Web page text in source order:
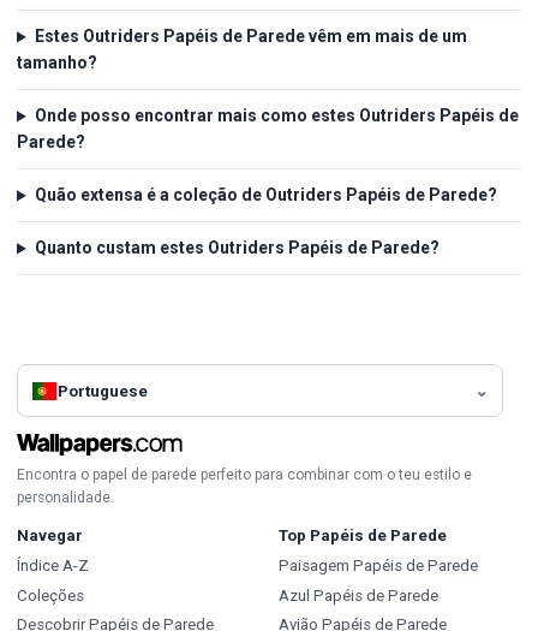
Estes Outriders Papéis de Parede vêm em mais de um
tamanho?
Onde posso encontrar mais como estes Outriders Papéis de
Parede?
Quão extensa é a coleção de Outriders Papéis de Parede?
Quanto custam estes Outriders Papéis de Parede?
Portuguese
Encontra o papel de parede perfeito para combinar com o teu estilo e
personalidade.
Navegar
Índice A-Z
Coleções
Descobrir Papéis de Parede
Top Papéis de Parede
Paisagem Papéis de Parede
Azul Papéis de Parede
Avião Papéis de Parede